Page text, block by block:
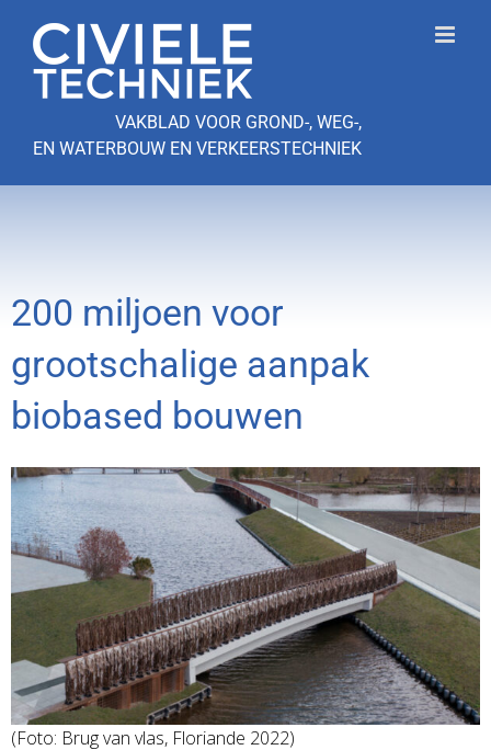
naar
inhoud
VAKBLAD VOOR GROND-, WEG-,
EN WATERBOUW EN VERKEERSTECHNIEK
200 miljoen voor
grootschalige aanpak
biobased bouwen
(Foto: Brug van vlas, Floriande 2022)